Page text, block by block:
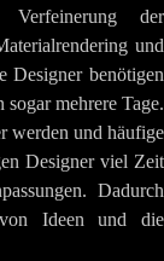
der
und
Designer benötigen
mehrere Tage.
werden und häufige
Designer viel Zeit
Dadurch
Ideen und die